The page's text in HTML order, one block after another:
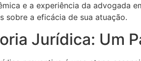
e a experiência da advogada
sobre a eficácia de sua atuação.
Jurídica: Um